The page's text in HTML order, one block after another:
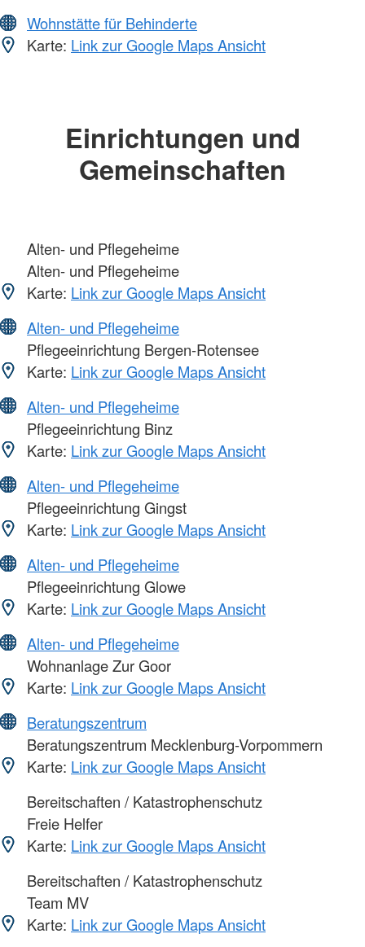
Wohnstätte für Behinderte
Karte: Link zur Google Maps Ansicht
Einrichtungen und
Gemeinschaften
Alten- und Pflegeheime
Alten- und Pflegeheime
Karte: Link zur Google Maps Ansicht
Alten- und Pflegeheime
Pflegeeinrichtung Bergen-Rotensee
Karte: Link zur Google Maps Ansicht
Alten- und Pflegeheime
Pflegeeinrichtung Binz
Karte: Link zur Google Maps Ansicht
Alten- und Pflegeheime
Pflegeeinrichtung Gingst
Karte: Link zur Google Maps Ansicht
Alten- und Pflegeheime
Pflegeeinrichtung Glowe
Karte: Link zur Google Maps Ansicht
Alten- und Pflegeheime
Wohnanlage Zur Goor
Karte: Link zur Google Maps Ansicht
Beratungszentrum
Beratungszentrum Mecklenburg-Vorpommern
Karte: Link zur Google Maps Ansicht
Bereitschaften / Katastrophenschutz
Freie Helfer
Karte: Link zur Google Maps Ansicht
Bereitschaften / Katastrophenschutz
Team MV
Karte: Link zur Google Maps Ansicht